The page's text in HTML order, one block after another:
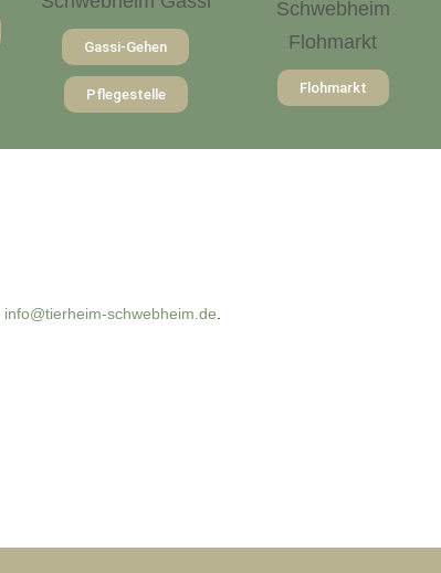
Gassi-Gehen
Pflegestelle Flohmarkt
info@tierheim-schwebheim.de